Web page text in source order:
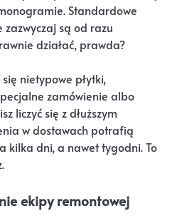
Standardowe
są od razu
działać, prawda?
nietypowe płytki,
zamówienie albo
liczyć się z dłuższym
w dostawach potrafią
kilka dni, a nawet tygodni. To
ekipy remontowej